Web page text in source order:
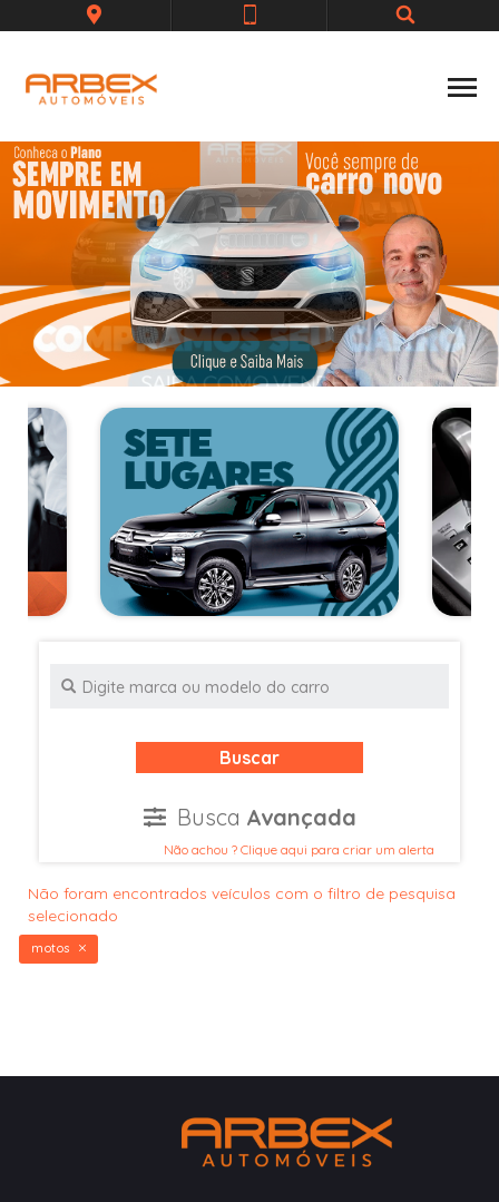
Buscar
Busca Avançada
Não achou ? Clique aqui para criar um alerta
Não foram encontrados veículos com o filtro de pesquisa
selecionado
motos